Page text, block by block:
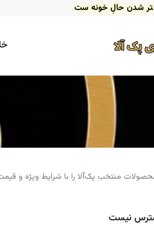
شدن حالِ خونه ست
منتخب پک‌آلا را با شرایط ویژه و
نیست